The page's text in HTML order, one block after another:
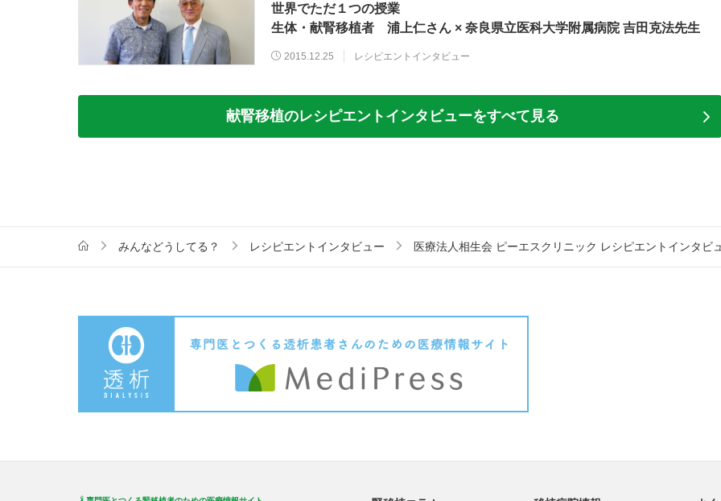
世界でただ１つの授業
生体・献腎移植者 浦上仁さん × 奈良県立医科大学附属病院 吉田克法先生
2015.12.25 レシピエントインタビュー
献腎移植のレシピエントインタビューをすべて見る
みんなどうしてる？ レシピエントインタビュー 医療法人相生会 ピーエスクリニック レシピエントインタ